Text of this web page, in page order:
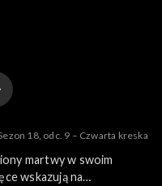
18, odc. 9 – Czwarta kreska
martwy w swoim
wskazują na